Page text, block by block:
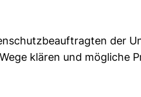
der
klären und mögliche